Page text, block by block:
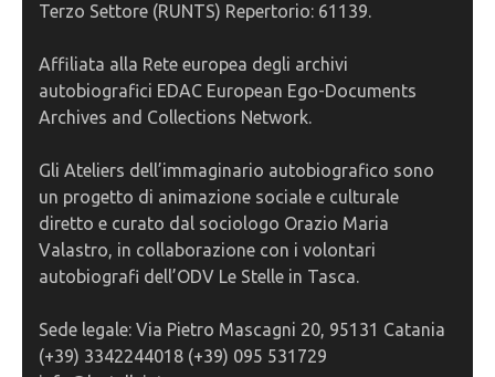
Terzo Settore (RUNTS) Repertorio: 61139.
Affiliata alla Rete europea degli archivi
autobiografici EDAC European Ego-Documents
Archives and Collections Network.
Gli Ateliers dell’immaginario autobiografico sono
un progetto di animazione sociale e culturale
diretto e curato dal sociologo Orazio Maria
Valastro, in collaborazione con i volontari
autobiografi dell’ODV Le Stelle in Tasca.
Sede legale: Via Pietro Mascagni 20, 95131 Catania
(+39) 3342244018 (+39) 095 531729